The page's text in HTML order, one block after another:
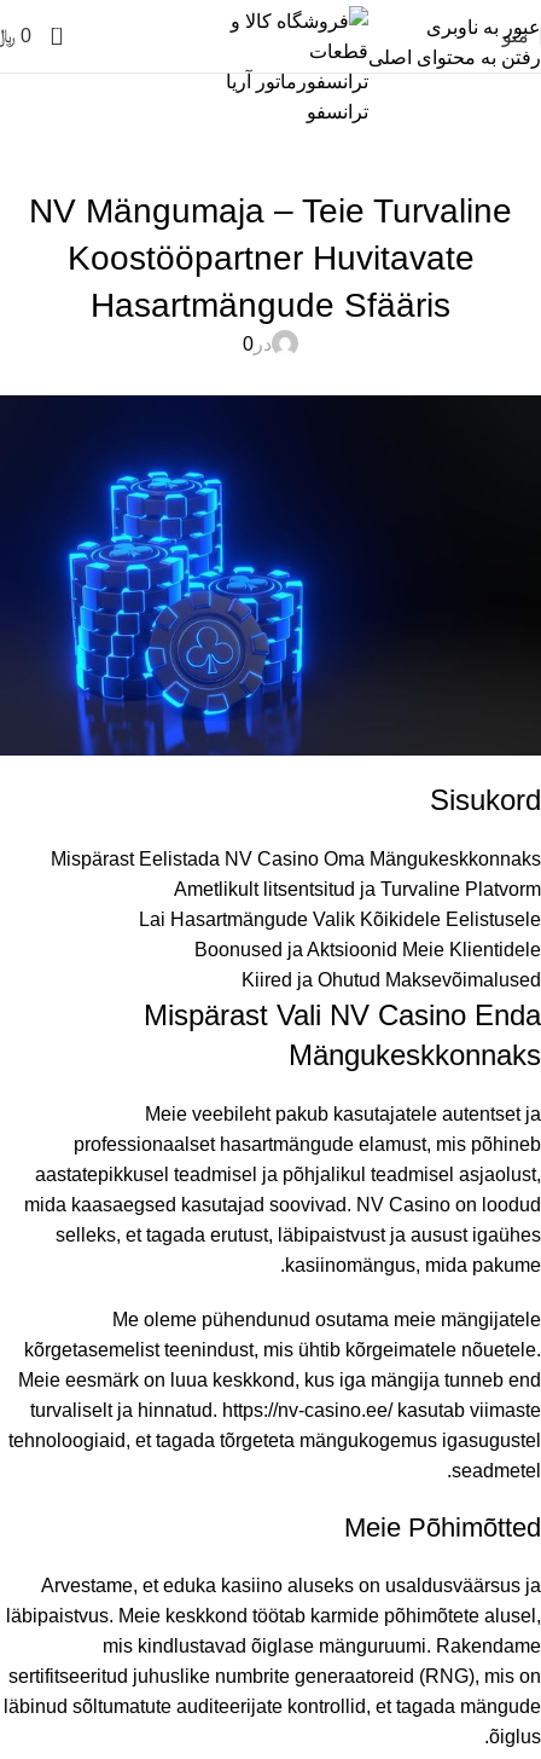
عبور به ناوبری
رفتن به محتوای اصلی
منو 0
0
خدمات ویژه دیجی کالا
NV Mängumaja – Teie Turvaline
Koostööpartner Huvitavate
Hasartmängude Sfääris
در 0
Sisukord
Mispärast Eelistada NV Casino Oma Mängukeskkonnaks
Ametlikult litsentsitud ja Turvaline Platvorm
Lai Hasartmängude Valik Kõikidele Eelistusele
Boonused ja Aktsioonid Meie Klientidele
Kiired ja Ohutud Maksevõimalused
Mispärast Vali NV Casino Enda
Mängukeskkonnaks
Meie veebileht pakub kasutajatele autentset ja
professionaalset hasartmängude elamust, mis põhineb
aastatepikkusel teadmisel ja põhjalikul teadmisel asjaolust,
mida kaasaegsed kasutajad soovivad. NV Casino on loodud
selleks, et tagada erutust, läbipaistvust ja ausust igaühes
kasiinomängus, mida pakume.
Me oleme pühendunud osutama meie mängijatele
kõrgetasemelist teenindust, mis ühtib kõrgeimatele nõuetele.
Meie eesmärk on luua keskkond, kus iga mängija tunneb end
turvaliselt ja hinnatud. https://nv-casino.ee/kasutab viimaste
tehnoloogiaid, et tagada tõrgeteta mängukogemus igasugustel
seadmetel.
Meie Põhimõtted
Arvestame, et eduka kasiino aluseks on usaldusväärsus ja
läbipaistvus. Meie keskkond töötab karmide põhimõtete alusel,
mis kindlustavad õiglase mänguruumi. Rakendame
sertifitseeritud juhuslike numbrite generaatoreid (RNG), mis on
läbinud sõltumatute auditeerijate kontrollid, et tagada mängude
õiglus.